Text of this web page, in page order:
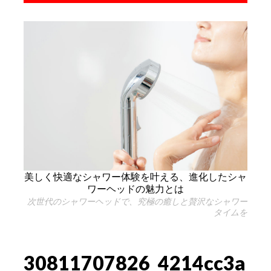
美しく快適なシャワー体験を叶える、進化したシャ
ワーヘッドの魅力とは
次世代のシャワーヘッドで、究極の癒しと贅沢なシャワー
タイムを
30811707826_4214cc3a